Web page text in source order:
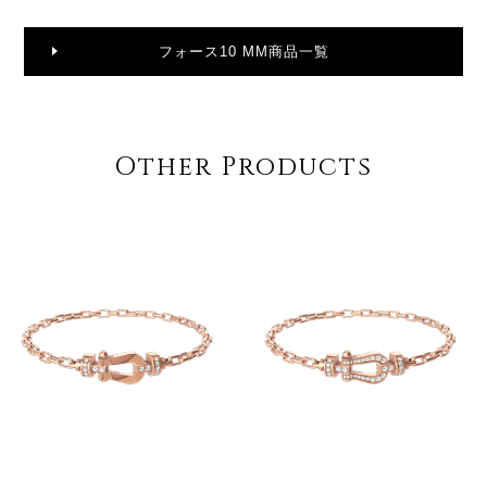
フォース10 MM商品一覧
Other Products